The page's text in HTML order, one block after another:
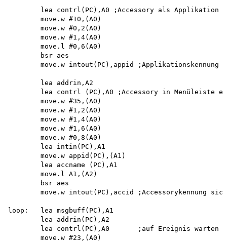
lea contrl(PC),A0 ;Accessory als Applikation
        move.w #10,(A0)
        move.w #0,2(A0)
        move.w #1,4(A0)
        move.l #0,6(A0)
        bsr aes
move.w intout(PC),appid ;Applikationskennung
        lea addrin,A2
lea contrl (PC),A0 ;Accessory in Menüleiste
        move.w #35,(A0)
        move.w #1,2(A0)
        move.w #1,4(A0)
        move.w #1,6(A0)
        move.w #0,8(A0)
        lea intin(PC),A1
        move.w appid(PC),(A1)
        lea accname (PC),A1
        move.l A1,(A2)
        bsr aes
move.w intout(PC),accid ;Accessorykennung
loop:   lea msgbuff(PC),A1
        lea addrin(PC),A2
        lea contrl(PC),A0       ;auf Ereignis warten
        move.w #23,(A0)